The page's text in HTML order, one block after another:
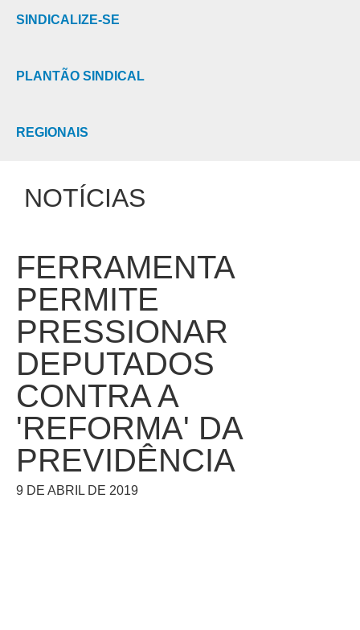
SINDICALIZE-SE
PLANTÃO SINDICAL
REGIONAIS
NOTÍCIAS
FERRAMENTA
PERMITE
PRESSIONAR
DEPUTADOS
CONTRA A
'REFORMA' DA
PREVIDÊNCIA
9 DE ABRIL DE 2019